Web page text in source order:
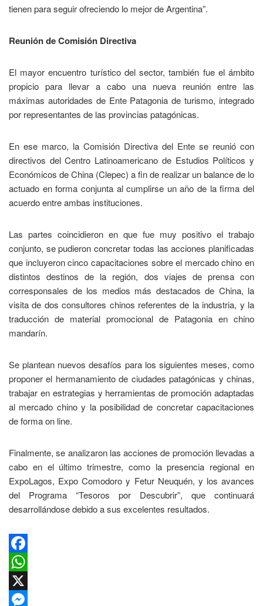
tienen para seguir ofreciendo lo mejor de Argentina”.
Reunión de Comisión Directiva
El mayor encuentro turístico del sector, también fue el ámbito
propicio para llevar a cabo una nueva reunión entre las
máximas autoridades de Ente Patagonia de turismo, integrado
por representantes de las provincias patagónicas.
En ese marco, la Comisión Directiva del Ente se reunió con
directivos del Centro Latinoamericano de Estudios Políticos y
Económicos de China (Clepec) a fin de realizar un balance de lo
actuado en forma conjunta al cumplirse un año de la firma del
acuerdo entre ambas instituciones.
Las partes coincidieron en que fue muy positivo el trabajo
conjunto, se pudieron concretar todas las acciones planificadas
que incluyeron cinco capacitaciones sobre el mercado chino en
distintos destinos de la región, dos viajes de prensa con
corresponsales de los medios más destacados de China, la
visita de dos consultores chinos referentes de la industria, y la
traducción de material promocional de Patagonia en chino
mandarín.
Se plantean nuevos desafíos para los siguientes meses, como
proponer el hermanamiento de ciudades patagónicas y chinas,
trabajar en estrategias y herramientas de promoción adaptadas
al mercado chino y la posibilidad de concretar capacitaciones
de forma on line.
Finalmente, se analizaron las acciones de promoción llevadas a
cabo en el último trimestre, como la presencia regional en
ExpoLagos, Expo Comodoro y Fetur Neuquén, y los avances
del Programa “Tesoros por Descubrir”, que continuará
desarrollándose debido a sus excelentes resultados.
Facebook
WhatsApp
X